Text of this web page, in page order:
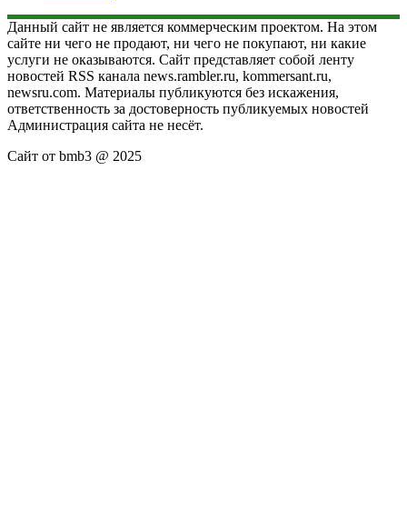
Данный сайт не является коммерческим проектом. На этом
сайте ни чего не продают, ни чего не покупают, ни какие
услуги не оказываются. Сайт представляет собой ленту
новостей RSS канала news.rambler.ru, kommersant.ru,
newsru.com. Материалы публикуются без искажения,
ответственность за достоверность публикуемых новостей
Администрация сайта не несёт.
Сайт от bmb3 @ 2025